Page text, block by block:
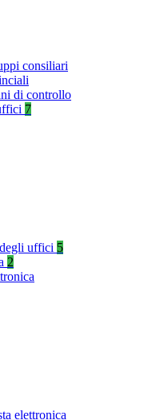
consiliari
di controllo
7
uffici 5
2
elettronica